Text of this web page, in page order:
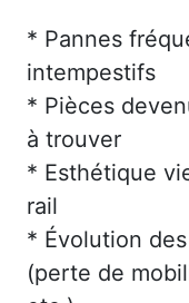
* Pannes
intempestifs
* Pièces
à trouver
* Esthétique
rail
* Évolution
(perte de